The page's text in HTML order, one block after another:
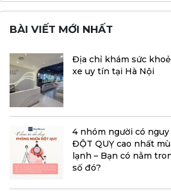
BÀI VIẾT MỚI NHẤT
Địa chỉ khám sức
xe uy tín tại Hà Nội
4 nhóm người có nguy
ĐỘT QUỴ cao nhất
lạnh – Bạn có nằm
số đó?